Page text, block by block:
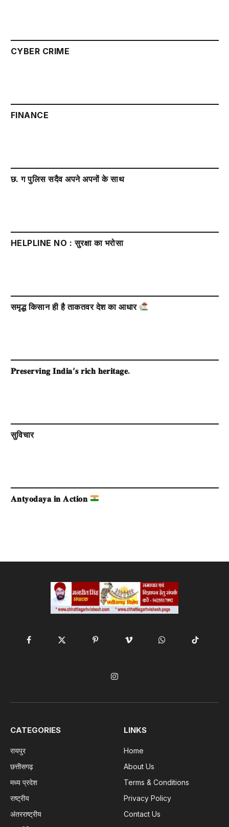
CYBER CRIME
FINANCE
छ. ग पुलिस सदैव अपने अपनों के साथ
HELPLINE NO : सुरक्षा का भरोसा
समृद्ध किसान ही है ताकतवर देश का आधार
𝐏𝐫𝐞𝐬𝐞𝐫𝐯𝐢𝐧𝐠 𝐈𝐧𝐝𝐢𝐚’𝐬 𝐫𝐢𝐜𝐡 𝐡𝐞𝐫𝐢𝐭𝐚𝐠𝐞.
सुविचार
𝐀𝐧𝐭𝐲𝐨𝐝𝐚𝐲𝐚 𝐢𝐧 𝐀𝐜𝐭𝐢𝐨𝐧
FacebookX
Pinterest Vimeo WhatsAppTikTok
Instagram
CATEGORIES
रायपुर
छत्तीसगढ़
मध्य प्रदेश
राष्ट्रीय
अंतरराष्ट्रीय
LINKS
Home
About Us
Terms & Conditions
Privacy Policy
Contact Us